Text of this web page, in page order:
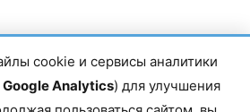
cookie и сервисы аналитики
Google Analytics) для улучшения